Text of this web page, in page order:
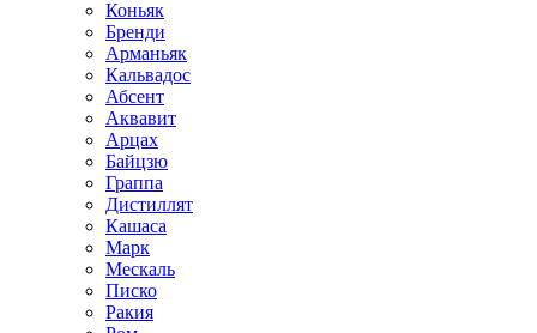
Коньяк
Бренди
Арманьяк
Кальвадос
Абсент
Аквавит
Арцах
Байцзю
Граппа
Дистиллят
Кашаса
Марк
Мескаль
Писко
Ракия